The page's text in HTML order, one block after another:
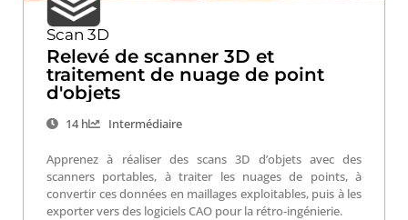
Scan 3D
Relevé de scanner 3D et
traitement de nuage de point
d'objets
14 h Intermédiaire
Apprenez à réaliser des scans 3D d’objets avec des
scanners portables, à traiter les nuages de points, à
convertir ces données en maillages exploitables, puis à les
exporter vers des logiciels CAO pour la rétro‑ingénierie.